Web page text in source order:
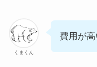
くまくん
費用が